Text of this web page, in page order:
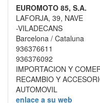
EUROMOTO 85, S.A.
LAFORJA, 39, NAVE
-VILADECANS
Barcelona / Cataluna
936376611
936376092
IMPORTACION Y
RECAMBIO Y
AUTOMOVIL
enlace a su web